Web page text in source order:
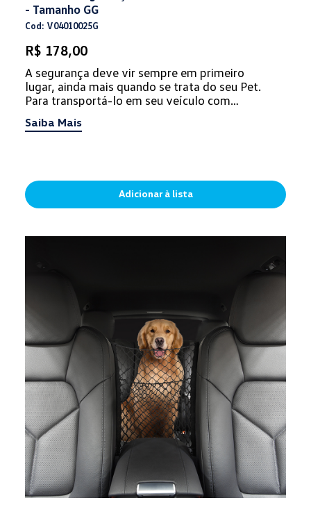
- Tamanho GG
Cod: V04010025G
R$ 178,00
A segurança deve vir sempre em primeiro
lugar, ainda mais quando se trata do seu Pet.
Para transportá-lo em seu veículo com
Saiba Mais
Adicionar à lista